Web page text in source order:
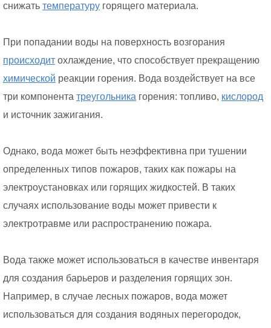
снижать температуру горящего материала.
При попадании воды на поверхность возгорания
происходит охлаждение, что способствует прекращению
химической реакции горения. Вода воздействует на все
три компонента треугольника горения: топливо, кислород
и источник зажигания.
Однако, вода может быть неэффективна при тушении
определенных типов пожаров, таких как пожары на
электроустановках или горящих жидкостей. В таких
случаях использование воды может привести к
электротравме или распространению пожара.
Вода также может использоваться в качестве инвентаря
для создания барьеров и разделения горящих зон.
Например, в случае лесных пожаров, вода может
использоваться для создания водяных перегородок,